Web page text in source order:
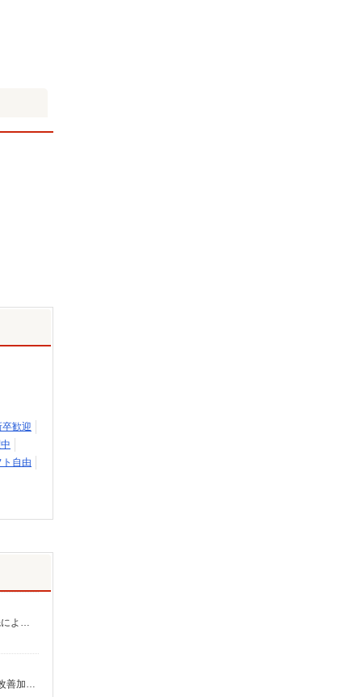
歓迎
自由
介護福祉士：時給1,600円〜2,125円 初任者以上：時給1,400円〜1,875円 無資格の方：時給1,300円〜1,750円 ※給与幅は勤務先による +交通費、諸手当（勤務先による） +0円で介護資格が取れる （別途規定） ★給与日払い制度あり！
時給1,193円〜1,257円 ※経験・能力・資格等による 社会福祉士・介護福祉士 時給1,257円 その他資格 時給1,193円 ※一律処遇改善加算含む 〇時間外勤務手当 〇土日祝勤務手当 〇無事故無違反表彰金 〇年末年始勤務手当